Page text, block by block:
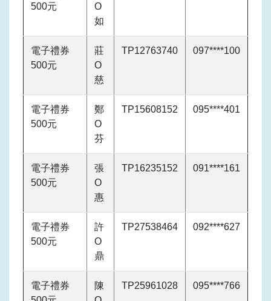
500元
O
如
電子禮券
500元
莊
O
慈
TP12763740 097****100
電子禮券
500元
鄭
O
芬
TP15608152 095****401
電子禮券
500元
張
O
惠
TP16235152 091****161
電子禮券
500元
許
O
鼎
TP27538464 092****627
電子禮券
陳
TP25961028 095****766